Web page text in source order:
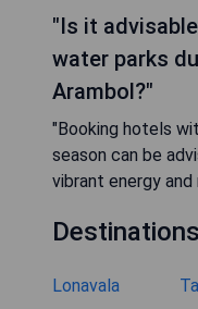
"Is it
water parks
Arambol?"
"Booking hotels
season can be
vibrant energy
Lonavala